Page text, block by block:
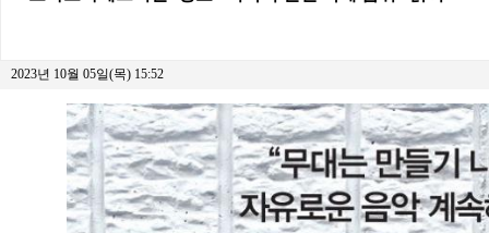
2023년 10월 05일(목) 15:52